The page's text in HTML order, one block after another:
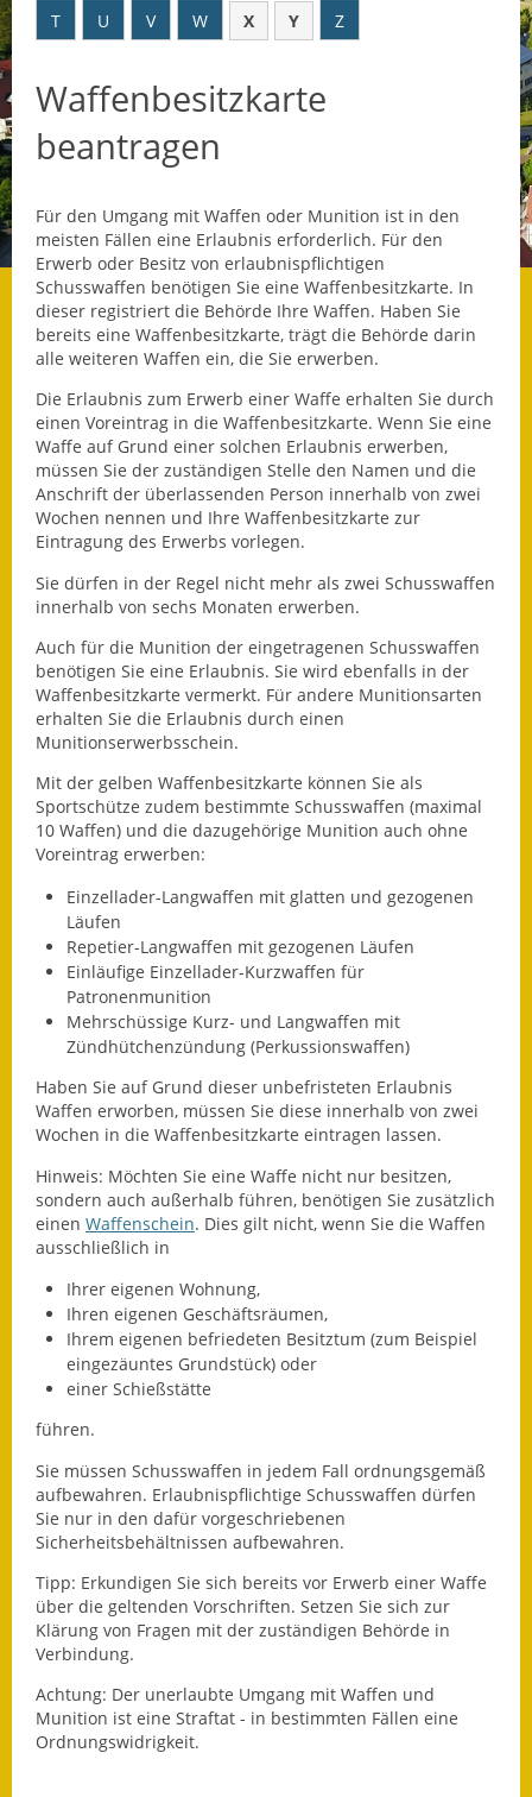
Datenschutz
Datenschutz im
Steueramt
Geschichte und
Gegenwart
Was die Alten noch
wussten!
Informationsbroschüre
Lärmaktionsplan
Leichte Sprache
Infos in Leichter Sprache
Mitteilungsblatt
Nachhaltigkeitsbericht
Ortsplan
Straßenbau
Landesstraße
Umleitungsplan
Ausweichfahrplan
Buslinie 168
Stellenausschreibungen
Zahlen und Fakten
Rathaus
Bauhof Notzingen
Landkreis
Dienstleistungen
Formulare
Fundbehörde
Gemeinderat
T
U V W X Y Z
Waffenbesitzkarte
beantragen
Für den Umgang mit Waffen oder Munition ist in den
meisten Fällen eine Erlaubnis erforderlich. Für den
Erwerb oder Besitz von erlaubnispflichtigen
Schusswaffen benötigen Sie eine Waffenbesitzkarte. In
dieser registriert die Behörde Ihre Waffen. Haben Sie
bereits eine Waffenbesitzkarte, trägt die Behörde darin
alle weiteren Waffen ein, die Sie erwerben.
Die Erlaubnis zum Erwerb einer Waffe erhalten Sie durch
einen Voreintrag in die Waffenbesitzkarte. Wenn Sie eine
Waffe auf Grund einer solchen Erlaubnis erwerben,
müssen Sie der zuständigen Stelle den Namen und die
Anschrift der überlassenden Person innerhalb von zwei
Wochen nennen und Ihre Waffenbesitzkarte zur
Eintragung des Erwerbs vorlegen.
Sie dürfen in der Regel nicht mehr als zwei Schusswaffen
innerhalb von sechs Monaten erwerben.
Auch für die Munition der eingetragenen Schusswaffen
benötigen Sie eine Erlaubnis. Sie wird ebenfalls in der
Waffenbesitzkarte vermerkt. Für andere Munitionsarten
erhalten Sie die Erlaubnis durch einen
Munitionserwerbsschein.
Mit der gelben Waffenbesitzkarte können Sie als
Sportschütze zudem bestimmte Schusswaffen (maximal
10 Waffen) und die dazugehörige Munition auch ohne
Voreintrag erwerben:
Einzellader-Langwaffen mit glatten und gezogenen
Läufen
Repetier-Langwaffen mit gezogenen Läufen
Einläufige Einzellader-Kurzwaffen für
Patronenmunition
Mehrschüssige Kurz- und Langwaffen mit
Zündhütchenzündung (Perkussionswaffen)
Haben Sie auf Grund dieser unbefristeten Erlaubnis
Waffen erworben, müssen Sie diese innerhalb von zwei
Wochen in die Waffenbesitzkarte eintragen lassen.
Hinweis: Möchten Sie eine Waffe nicht nur besitzen,
sondern auch außerhalb führen, benötigen Sie zusätzlich
einen Waffenschein. Dies gilt nicht, wenn Sie die Waffen
ausschließlich in
Ihrer eigenen Wohnung,
Ihren eigenen Geschäftsräumen,
Ihrem eigenen befriedeten Besitztum (zum Beispiel
eingezäuntes Grundstück) oder
einer Schießstätte
führen.
Sie müssen Schusswaffen in jedem Fall ordnungsgemäß
aufbewahren. Erlaubnispflichtige Schusswaffen dürfen
Sie nur in den dafür vorgeschriebenen
Sicherheitsbehältnissen aufbewahren.
Tipp: Erkundigen Sie sich bereits vor Erwerb einer Waffe
über die geltenden Vorschriften. Setzen Sie sich zur
Klärung von Fragen mit der zuständigen Behörde in
Verbindung.
Achtung: Der unerlaubte Umgang mit Waffen und
Munition ist eine Straftat - in bestimmten Fällen eine
Ordnungswidrigkeit.